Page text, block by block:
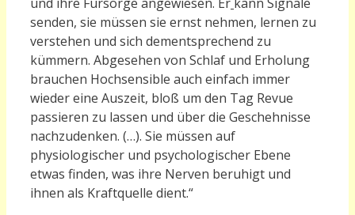
senden, sie müssen sie ernst nehmen, lernen zu
verstehen und sich dementsprechend zu
kümmern. Abgesehen von Schlaf und Erholung
brauchen Hochsensible auch einfach immer
wieder eine Auszeit, bloß um den Tag Revue
passieren zu lassen und über die Geschehnisse
nachzudenken. (…). Sie müssen auf
physiologischer und psychologischer Ebene
etwas finden, was ihre Nerven beruhigt und
ihnen als Kraftquelle dient.“